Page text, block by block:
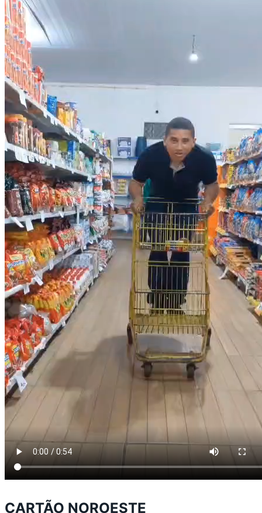
CARTÃO NOROESTE